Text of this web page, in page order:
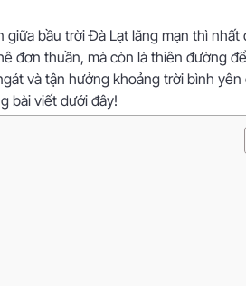
bầu trời Đà Lạt lãng mạn thì nhất
đơn thuần, mà còn là thiên đường để
và tận hưởng khoảng trời bình yên
bài viết dưới đây!